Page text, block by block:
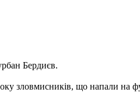
Бердиєв.
зловмисників, що напали на